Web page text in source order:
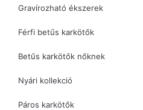
Gravírozható ékszerek
Férfi betűs karkötők
Betűs karkötők nőknek
Nyári kollekció
Páros karkötők